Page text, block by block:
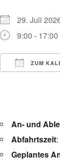
29. Juli
9:00 - 17:00
ZUM
An- und
Abfahrtszeit
Geplantes